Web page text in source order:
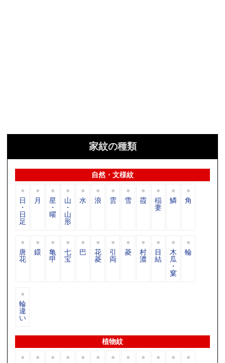
家紋の種類
自然・文様紋
日
・
日
足
月 星
・
曜
山
・
山
形
水 浪 雲 雪 霞 稲
妻
鱗 角
唐
花
鐶 亀
甲
七
宝
巴 花
菱
引
両
菱 村
濃
目
結
木
瓜
・
窠
輪
輪
違
い
植物紋